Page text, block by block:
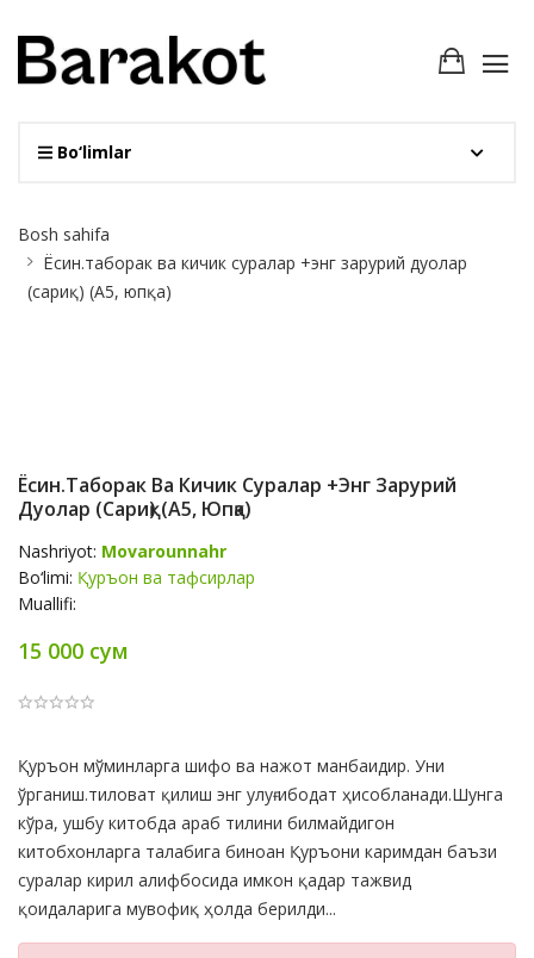
Bo‘limlar
Breadcrumb
Bosh sahifa
Ёсин.таборак ва кичик суралар +энг зарурий дуолар
(сариқ) (А5, юпқа)
Ёсин.таборак Ва Кичик Суралар +энг Зарурий
Дуолар (сариқ) (А5, Юпқа)
Nashriyot: Movarounnahr
Bo‘limi: Қуръон ва тафсирлар
Muallifi:
15 000 сум
Product
Summery
Қуръон мўминларга шифо ва нажот манбаидир. Уни
ўрганиш.тиловат қилиш энг улуғ ибодат ҳисобланади.Шунга
кўра, ушбу китобда араб тилини билмайдигон
китобхонларга талабига биноан Қуръони каримдан баъзи
суралар кирил алифбосида имкон қадар тажвид
қоидаларига мувофиқ ҳолда берилди...